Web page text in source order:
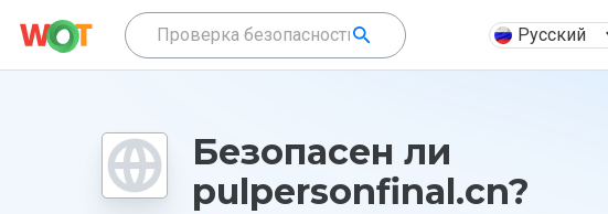
Русский
Безопасен ли
pulpersonfinal.cn?